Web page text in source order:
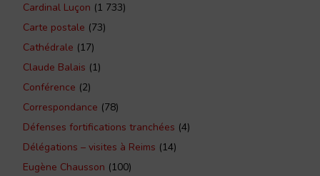
Cardinal Luçon (1 733)
Carte postale (73)
Cathédrale (17)
Claude Balais (1)
Conférence (2)
Correspondance (78)
Défenses fortifications tranchées (4)
Délégations – visites à Reims (14)
Eugène Chausson (100)